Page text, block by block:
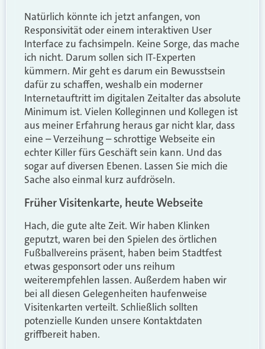
Natürlich könnte ich jetzt anfangen, von
Responsivität oder einem interaktiven User
Interface zu fachsimpeln. Keine Sorge, das mache
ich nicht. Darum sollen sich IT-Experten
kümmern. Mir geht es darum ein Bewusstsein
dafür zu schaffen, weshalb ein moderner
Internetauftritt im digitalen Zeitalter das absolute
Minimum ist. Vielen Kolleginnen und Kollegen ist
aus meiner Erfahrung heraus gar nicht klar, dass
eine – Verzeihung – schrottige Webseite ein
echter Killer fürs Geschäft sein kann. Und das
sogar auf diversen Ebenen. Lassen Sie mich die
Sache also einmal kurz aufdröseln.
Früher Visitenkarte, heute Webseite
Hach, die gute alte Zeit. Wir haben Klinken
geputzt, waren bei den Spielen des örtlichen
Fußballvereins präsent, haben beim Stadtfest
etwas gesponsort oder uns reihum
weiterempfehlen lassen. Außerdem haben wir
bei all diesen Gelegenheiten haufenweise
Visitenkarten verteilt. Schließlich sollten
potenzielle Kunden unsere Kontaktdaten
griffbereit haben.